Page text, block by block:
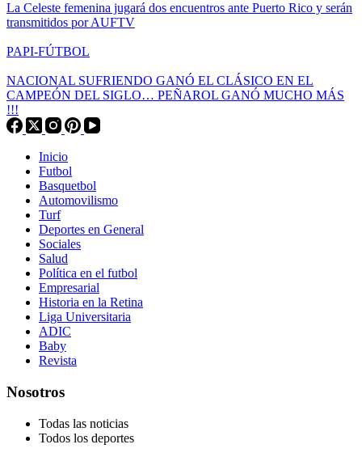
La Celeste femenina jugará dos encuentros ante Puerto Rico y serán
transmitidos por AUFTV
PAPI-FÚTBOL
NACIONAL SUFRIENDO GANÓ EL CLÁSICO EN EL
CAMPEÓN DEL SIGLO… PEÑAROL GANÓ MUCHO MÁS
!!!
Inicio
Futbol
Basquetbol
Automovilismo
Turf
Deportes en General
Sociales
Salud
Política en el futbol
Empresarial
Historia en la Retina
Liga Universitaria
ADIC
Baby
Revista
Nosotros
Todas las noticias
Todos los deportes